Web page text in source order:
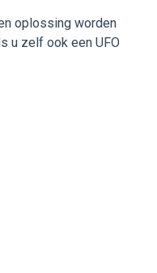
oplossing worden
u zelf ook een UFO